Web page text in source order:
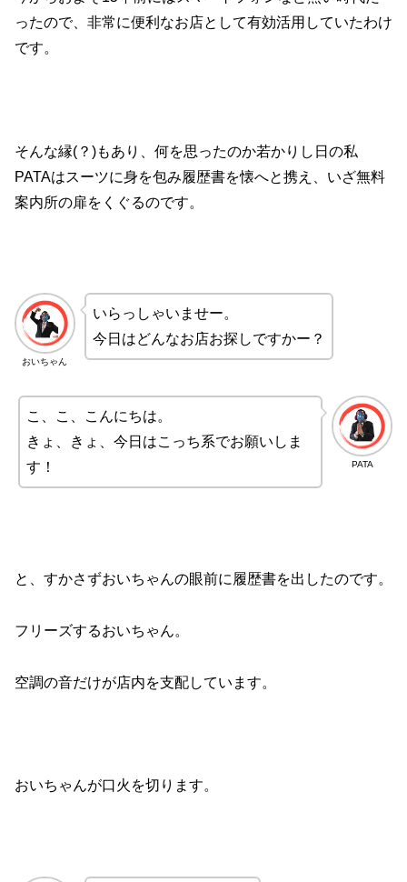
ったので、非常に便利なお店として有効活用していたわけ
です。
そんな縁(？)もあり、何を思ったのか若かりし日の私
PATAはスーツに身を包み履歴書を懐へと携え、いざ無料
案内所の扉をくぐるのです。
おいちゃん
いらっしゃいませー。
今日はどんなお店お探しですかー？
PATA
こ、こ、こんにちは。
きょ、きょ、今日はこっち系でお願いしま
す！
と、すかさずおいちゃんの眼前に履歴書を出したのです。
フリーズするおいちゃん。
空調の音だけが店内を支配しています。
おいちゃんが口火を切ります。